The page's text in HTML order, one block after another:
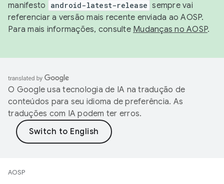
manifesto
android-latest-release sempre vai
referenciar a versão mais recente enviada ao AOSP.
Para mais informações, consulte Mudanças no AOSP.
O Google usa tecnologia de IA na tradução de
conteúdos para seu idioma de preferência. As
traduções com IA podem ter erros.
AOSP